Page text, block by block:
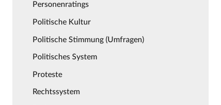
Personenratings
Politische Kultur
Politische Stimmung (Umfragen)
Politisches System
Proteste
Rechtssystem